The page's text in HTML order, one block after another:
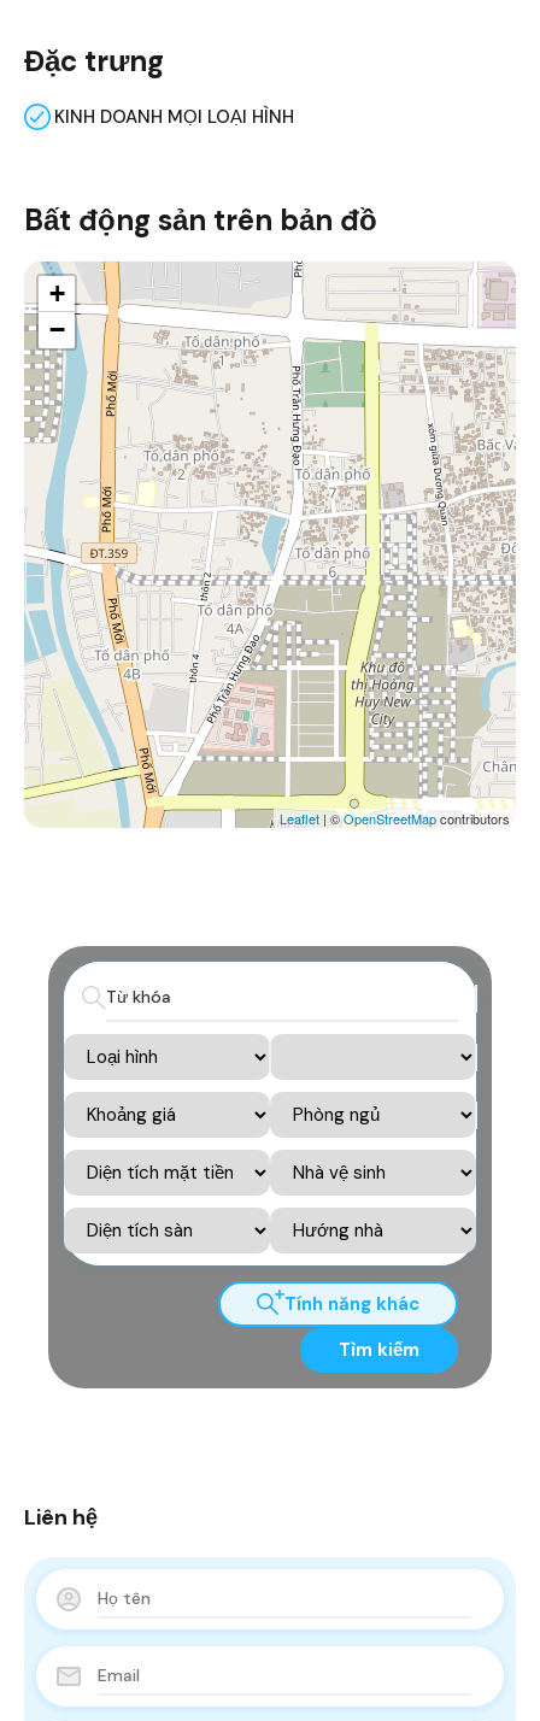
Đặc trưng
KINH DOANH MỌI LOẠI HÌNH
Bất động sản trên bản đồ
+
−
Leaflet | ©OpenStreetMapcontributors
Tính năng khác
Tìm kiếm
Liên hệ